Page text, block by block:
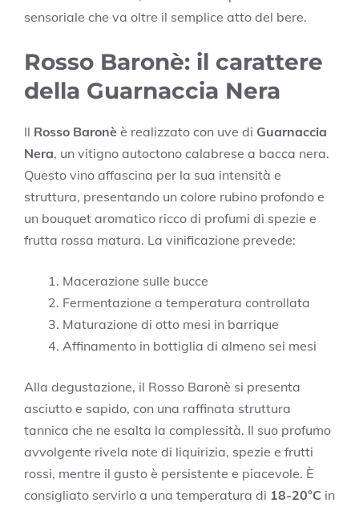
sensoriale che va oltre il semplice atto del bere.
Rosso Baronè: il carattere
della Guarnaccia Nera
Il Rosso Baronè è realizzato con uve di Guarnaccia
Nera, un vitigno autoctono calabrese a bacca nera.
Questo vino affascina per la sua intensità e
struttura, presentando un colore rubino profondo e
un bouquet aromatico ricco di profumi di spezie e
frutta rossa matura. La vinificazione prevede:
Macerazione sulle bucce
Fermentazione a temperatura controllata
Maturazione di otto mesi in barrique
Affinamento in bottiglia di almeno sei mesi
Alla degustazione, il Rosso Baronè si presenta
asciutto e sapido, con una raffinata struttura
tannica che ne esalta la complessità. Il suo profumo
avvolgente rivela note di liquirizia, spezie e frutti
rossi, mentre il gusto è persistente e piacevole. È
consigliato servirlo a una temperatura di 18-20°C in